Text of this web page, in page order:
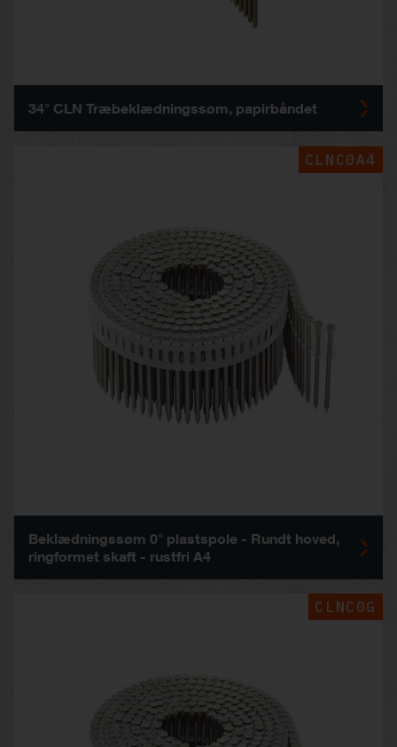
34° CLN Træbeklædningssøm, papirbåndet
CLNC0A4
Beklædningssøm 0° plastspole - Rundt hoved,
ringformet skaft - rustfri A4
CLNC0G